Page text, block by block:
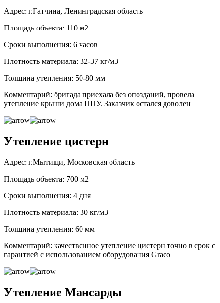
Адрес: г.Гатчина, Ленинградская область
Площадь объекта: 110 м2
Сроки выполнения: 6 часов
Плотность материала: 32-37 кг/м3
Толщина утепления: 50-80 мм
Комментарий: бригада приехала без опозданий, провела
утепление крыши дома ППУ. Заказчик остался доволен
Утепление цистерн
Адрес: г.Мытищи, Московская область
Площадь объекта: 700 м2
Сроки выполнения: 4 дня
Плотность материала: 30 кг/м3
Толщина утепления: 60 мм
Комментарий: качественное утепление цистерн точно в срок с
гарантией с использованием оборудования Graco
Утепление Мансарды